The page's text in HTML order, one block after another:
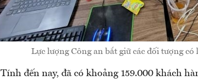
Lực lượng Công an bắt giữ các đối tượng
Tính đến nay, đã có khoảng 159.000 khách